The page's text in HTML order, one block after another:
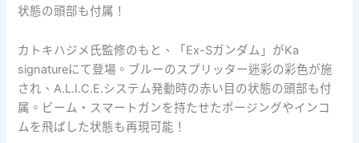
状態の頭部も付属！
カトキハジメ氏監修のもと、「Ex-Sガンダム」がKa
signatureにて登場。ブルーのスプリッター迷彩の彩色が施
され、A.L.I.C.E.システム発動時の赤い目の状態の頭部も付
属。ビーム・スマートガンを持たせたポージングやインコ
ムを飛ばした状態も再現可能！